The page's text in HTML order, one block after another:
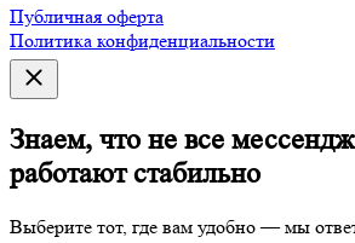
Публичная оферта
Политика конфиденциальности
Знаем, что не все
работают стабильно
Выберите тот, где вам удобно — мы